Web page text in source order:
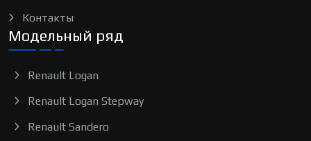
Контакты
Модельный ряд
Renault Logan
Renault Logan Stepway
Renault Sandero